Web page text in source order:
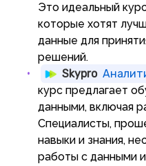
Это идеальный
которые хотят
данные для
решений.
Skypro
курс предлагает
данными, включая
Специалисты,
навыки и знания,
работы с данными